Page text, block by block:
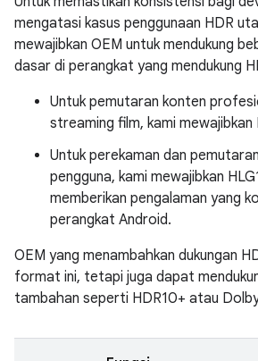
mengatasi kasus penggunaan HDR
mewajibkan OEM untuk mendukung
dasar di perangkat yang mendukung
Untuk pemutaran konten
streaming film, kami mewajibkan
Untuk perekaman dan
pengguna, kami mewajibkan
memberikan pengalaman yang
perangkat Android.
OEM yang menambahkan dukungan
format ini, tetapi juga dapat
tambahan seperti HDR10+ atau